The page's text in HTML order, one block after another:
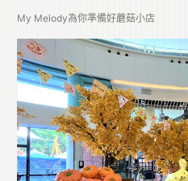
My Melody為你準備好蘑菇小店